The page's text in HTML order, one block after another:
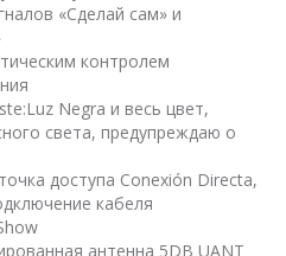
«Сделай сам» и
контролем
Negra и весь цвет,
света, предупреждаю о
доступа Conexión Directa,
кабеля
антенна 5DB UANT